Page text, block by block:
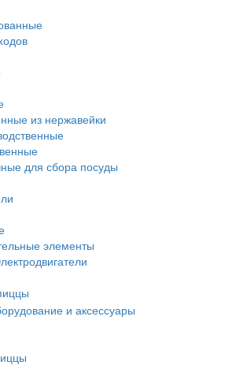
из нержавейки
для сбора посуды
элементы
и аксессуары